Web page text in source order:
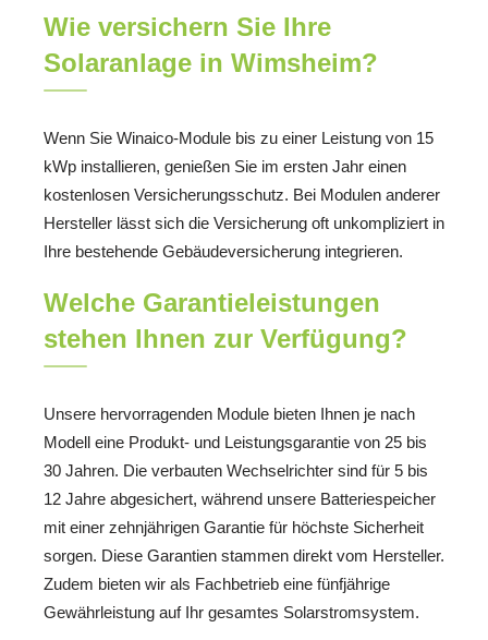
Wie versichern Sie Ihre
Solaranlage in Wimsheim?
Wenn Sie Winaico-Module bis zu einer Leistung von 15
kWp installieren, genießen Sie im ersten Jahr einen
kostenlosen Versicherungsschutz. Bei Modulen anderer
Hersteller lässt sich die Versicherung oft unkompliziert in
Ihre bestehende Gebäudeversicherung integrieren.
Welche Garantieleistungen
stehen Ihnen zur Verfügung?
Unsere hervorragenden Module bieten Ihnen je nach
Modell eine Produkt- und Leistungsgarantie von 25 bis
30 Jahren. Die verbauten Wechselrichter sind für 5 bis
12 Jahre abgesichert, während unsere Batteriespeicher
mit einer zehnjährigen Garantie für höchste Sicherheit
sorgen. Diese Garantien stammen direkt vom Hersteller.
Zudem bieten wir als Fachbetrieb eine fünfjährige
Gewährleistung auf Ihr gesamtes Solarstromsystem.